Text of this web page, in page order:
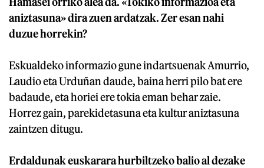
aniztasuna» dira zuen ardatzak. Zer esan nahi
duzue horrekin?
Eskualdeko informazio gune indartsuenak Amurrio,
Laudio eta Urduñan daude, baina herri pilo bat ere
badaude, eta horiei ere tokia eman behar zaie.
Horrez gain, parekidetasuna eta kultur aniztasuna
zaintzen ditugu.
Erdaldunak euskarara hurbiltzeko balio al dezake